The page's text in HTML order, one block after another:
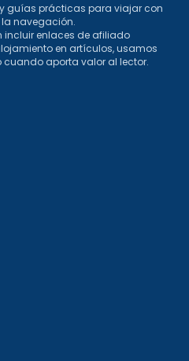
guías prácticas para viajar con
navegación.
incluir enlaces de afiliado
en artículos, usamos
aporta valor al lector.